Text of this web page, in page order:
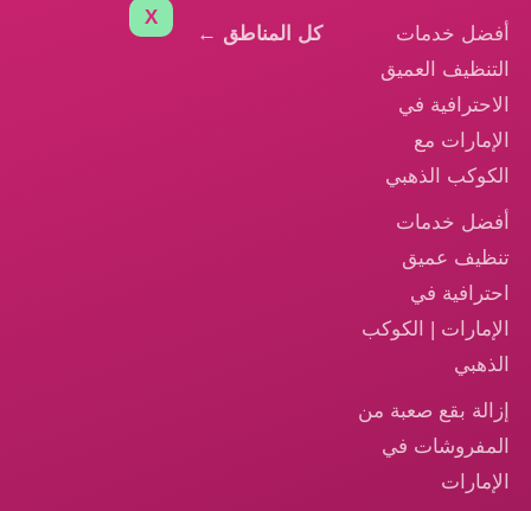
أفضل خدمات
التنظيف العميق
الاحترافية في
الإمارات مع
الكوكب الذهبي
أفضل خدمات
تنظيف عميق
احترافية في
الإمارات | الكوكب
الذهبي
إزالة بقع صعبة من
المفروشات في
الإمارات
كل المناطق ←
X